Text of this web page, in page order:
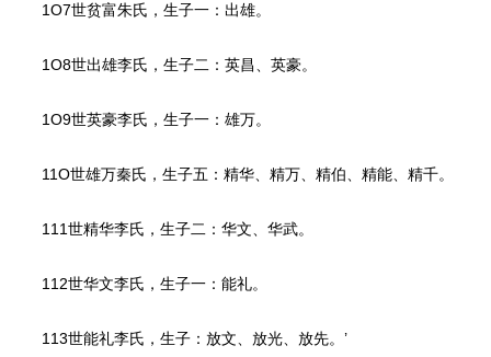
1O7世贫富朱氏，生子一：出雄。
1O8世出雄李氏，生子二：英昌、英豪。
1O9世英豪李氏，生子一：雄万。
11O世雄万秦氏，生子五：精华、精万、精伯、精能、精千。
111世精华李氏，生子二：华文、华武。
112世华文李氏，生子一：能礼。
113世能礼李氏，生子：放文、放光、放先。’